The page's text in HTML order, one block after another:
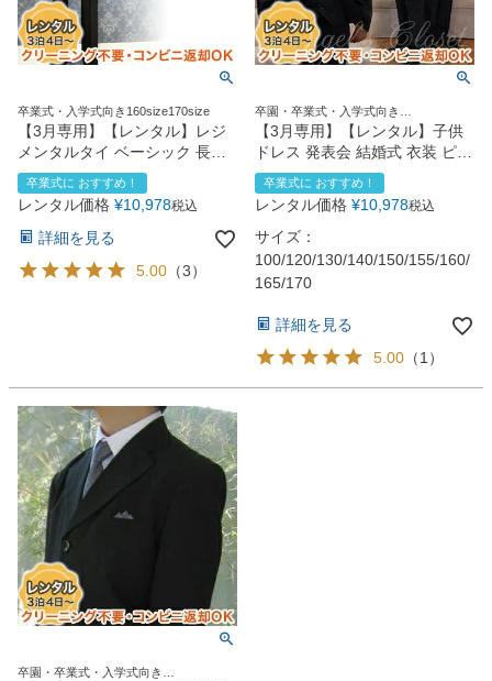
卒業式・入学式向き160size170size
【3月専用】【レンタル】レジ
メンタルタイ ベーシック 長ズ
ボンスーツ5点セット
（CAT595602）
卒業式に おすすめ！
レンタル価格 ¥10,978税込
詳細を見る
5.00 （3）
卒園・卒業式・入学式向き
120size130size140size150size160size
【3月専用】【レンタル】子供
ドレス 発表会 結婚式 衣装 ピン
ストライプスーツ5点セット
CC5004（ジャケット・ベス
ト・ネクタイ・シャツ・スラッ
クス）100～170cm
卒業式に おすすめ！
レンタル価格 ¥10,978税込
サイズ：
100/120/130/140/150/155/160/
165/170
詳細を見る
5.00 （1 ）
卒園・卒業式・入学式向き